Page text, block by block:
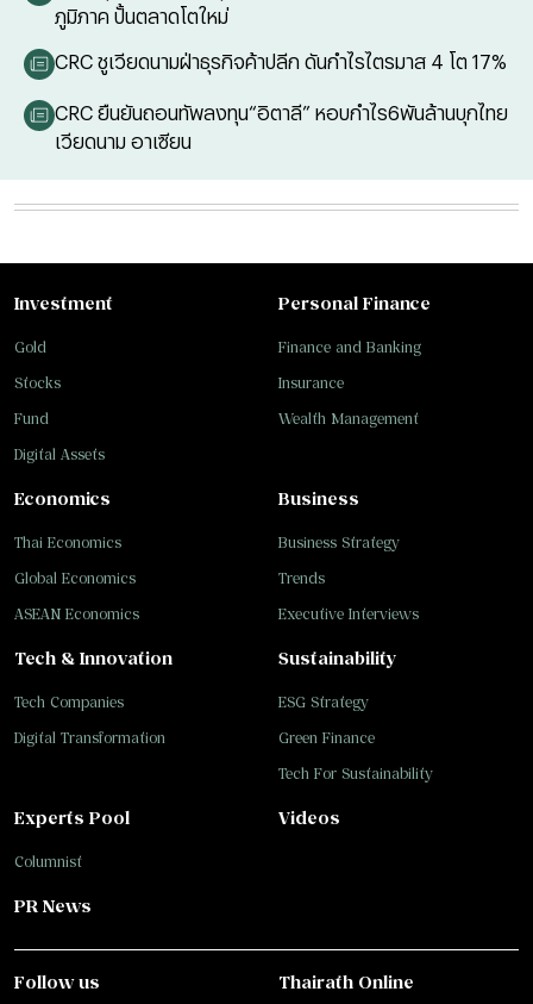
ภูมิภาค ปั้นตลาดโตใหม่
CRC ชูเวียดนามฝ่าธุรกิจค้าปลีก ดันกำไรไตรมาส 4 โต 17%
CRC ยืนยันถอนทัพลงทุน“อิตาลี” หอบกำไร6พันล้านบุกไทย
เวียดนาม อาเซียน
Investment
Gold
Stocks
Fund
Digital Assets
Personal Finance
Finance and Banking
Insurance
Wealth Management
Business
Business Strategy
Trends
Executive Interviews
Tech & Innovation
Tech Companies
Digital Transformation
Sustainability
ESG Strategy
Green Finance
Tech For Sustainability
Economics
Thai Economics
Global Economics
ASEAN Economics
Experts Pool
Columnist
Videos
PR News
Follow us Thairath Online